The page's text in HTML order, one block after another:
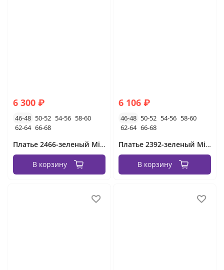
6 300 ₽
46-48 50-52 54-56 58-60
62-64 66-68
Платье 2466-зеленый Minova
В корзину
6 106 ₽
46-48 50-52 54-56 58-60
62-64 66-68
Платье 2392-зеленый Minova
В корзину